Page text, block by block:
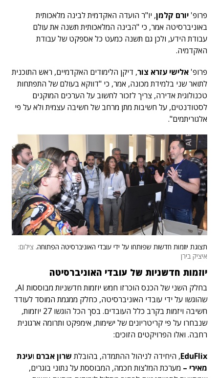
פרופ' יורם קלמן, יו"ר הועדה האקדמית לבינה מלאכותית
באוניברסיטה אמר, כי "הבינה המלאכותית תשנה את עולם
עבודת הידע, ולכן גם תשנה כמעט כל אספקט של עבודת
האקדמיה.
פרופ' אלישי עזרא צור, דיקן הלימודים האקדמיים, ראש התוכנית
לתואר שני בלמידת מכונה, אמר, כי "דווקא בעולם של התפתחות
טכנולוגית אדירה, צריך לזכור לחשוב על הערכים המוקנים
לסטודנטים, על חשיבות מתן מרחב של חשיבה עצמית ולא על פי
אלגוריתמים".
תצוגת יוזמות חדשות שפותחו על ידי עובדי האוניברסיטה הפתוחה. צילום:
איציק בירן
יוזמות חדשניות של עובדי האוניברסיטה
בחלק השני של הכנס הוכרזו חמש יוזמות חדשניות מבוססות AI,
שהוגשו על ידי עובדי האוניברסיטה, כחלק ממגמת המוסד לעודד
חשיבה ויזמות בקרב כלל העובדים. בסך הכל הוגשו 27 יוזמות,
שנבחרו על פי קריטריונים של ישימות, אימפקט ותרומה ארגונית
רחבה. ואלו הפרויקטים הזוכים:
EduFlix, היחידה לניהול ההתמדה, בהובלת שרון אברם ועינת
מאירי – מערכת המלצות חכמה, המבוססת על נתוני בוגרים,